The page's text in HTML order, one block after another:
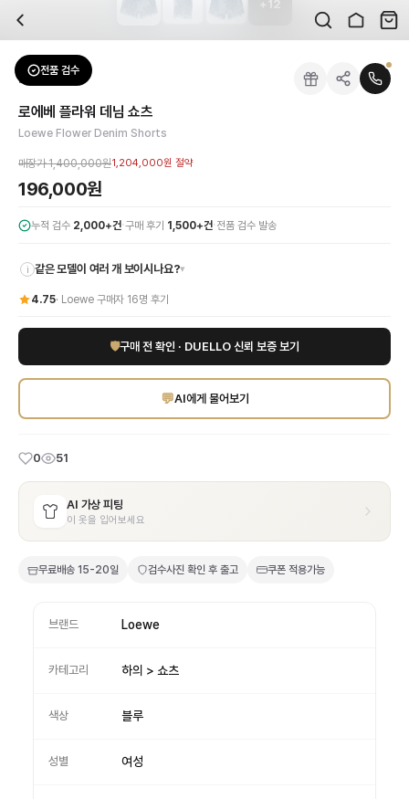
배송은 얼마나 걸리나요?
검수는 어떻게 진행되나요? 검수 사진을 받을 수 있나요?
전문 스태프가 실물 상품을 직접 확인한 후 검수 사진을 제공합니다. 가죽 재질,
교환이나 반품이 가능한가요?
수령 후 7일 이내 신청하시면 상품 하자, 사이즈 불일치, 고객 변심 모두 교환·반
네, 쿠폰과 적립금을 결제 시 함께 사용하실 수 있습니다. 적립금은 1,000원 이상
사이즈는 어떻게 선택하나요?
상품 상세의 사이즈 정보를 참고해 선택하시고, 사이즈 선택이 어려우시면 카카오
브랜드:
성별:여성
색상:블루
가격:196,000원
로에베 플라워 데님 쇼츠는 독창적인 디자인과 섬세한 장인정신이 돋보이는 아이
12
전품 검수
Loewe쇼츠
로에베 플라워 데님 쇼츠
Loewe Flower Denim Shorts
매장가1,400,000원1,204,000원 절약
196,000원
누적 검수 2,000+건·구매 후기 1,500+건· 전품 검수 발송
i 같은 모델이 여러 개 보이시나요?▾
4.75· Loewe 구매자 16명 후기
🛡구매 전 확인 · DUELLO 신뢰 보증 보기
💬AI에게 물어보기
0 51
AI 가상 피팅
이 옷을 입어보세요
무료배송 15-20일 검수사진 확인 후 출고 쿠폰 적용가능
브랜드 Loewe
카테고리 하의 > 쇼츠
색상 블루
성별 여성